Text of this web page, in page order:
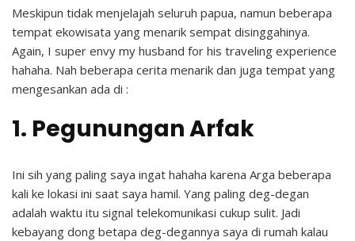
Meskipun tidak menjelajah seluruh papua, namun beberapa
tempat ekowisata yang menarik sempat disinggahinya.
Again, I super envy my husband for his traveling experience
hahaha. Nah beberapa cerita menarik dan juga tempat yang
mengesankan ada di :
1. Pegunungan Arfak
Ini sih yang paling saya ingat hahaha karena Arga beberapa
kali ke lokasi ini saat saya hamil. Yang paling deg-degan
adalah waktu itu signal telekomunikasi cukup sulit. Jadi
kebayang dong betapa deg-degannya saya di rumah kalau